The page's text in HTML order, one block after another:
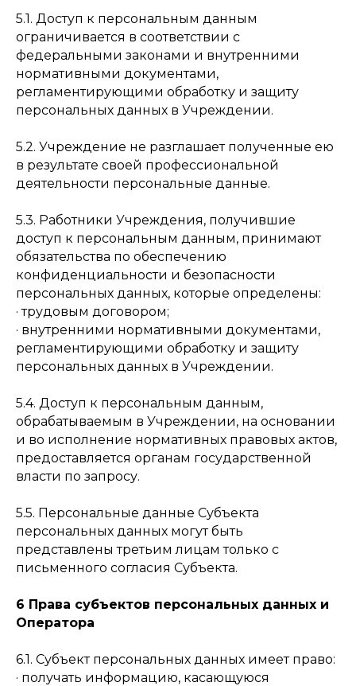
5.1. Доступ к персональным данным
ограничивается в соответствии с
федеральными законами и внутренними
нормативными документами,
регламентирующими обработку и защиту
персональных данных в Учреждении.
5.2. Учреждение не разглашает полученные ею
в результате своей профессиональной
деятельности персональные данные.
5.3. Работники Учреждения, получившие
доступ к персональным данным, принимают
обязательства по обеспечению
конфиденциальности и безопасности
персональных данных, которые определены:
· трудовым договором;
· внутренними нормативными документами,
регламентирующими обработку и защиту
персональных данных в Учреждении.
5.4. Доступ к персональным данным,
обрабатываемым в Учреждении, на основании
и во исполнение нормативных правовых актов,
предоставляется органам государственной
власти по запросу.
5.5. Персональные данные Субъекта
персональных данных могут быть
представлены третьим лицам только с
письменного согласия Субъекта.
6 Права субъектов персональных данных и
Оператора
6.1. Субъект персональных данных имеет право:
· получать информацию, касающуюся